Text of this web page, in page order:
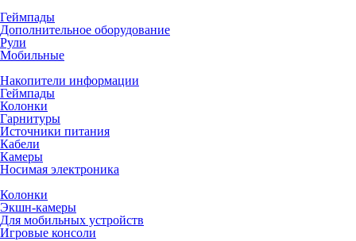
Геймпады
Дополнительное оборудование
Рули
Мобильные
Накопители информации
Геймпады
Колонки
Гарнитуры
Источники питания
Кабели
Камеры
Носимая электроника
Колонки
Экшн-камеры
Для мобильных устройств
Игровые консоли